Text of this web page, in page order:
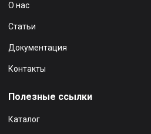
О нас
Статьи
Документация
Контакты
Полезные ссылки
Каталог